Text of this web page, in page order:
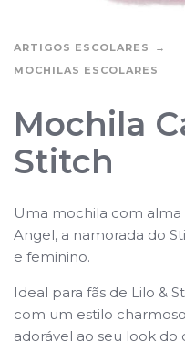
ARTIGOS ESCOLARES
MOCHILAS ESCOLARES
Mochila
Stitch
Uma mochila com
Angel, a namorada do
e feminino.
Ideal para fãs de Lilo &
com um estilo
adorável ao seu look do